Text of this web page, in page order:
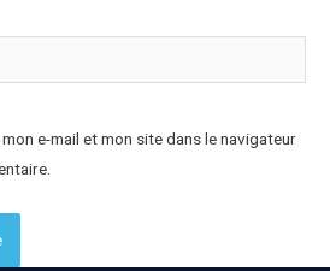
e-mail et mon site dans le navigateur